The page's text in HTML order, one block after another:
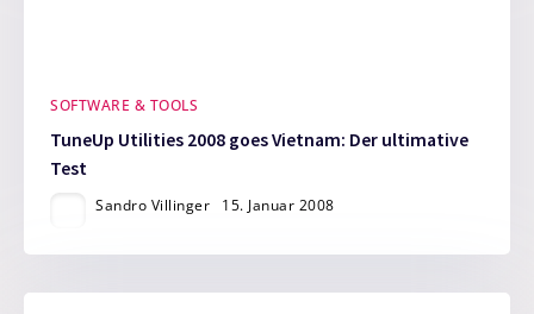
SOFTWARE & TOOLS
TuneUp Utilities 2008 goes Vietnam: Der ultimative
Test
Sandro Villinger 15. Januar 2008